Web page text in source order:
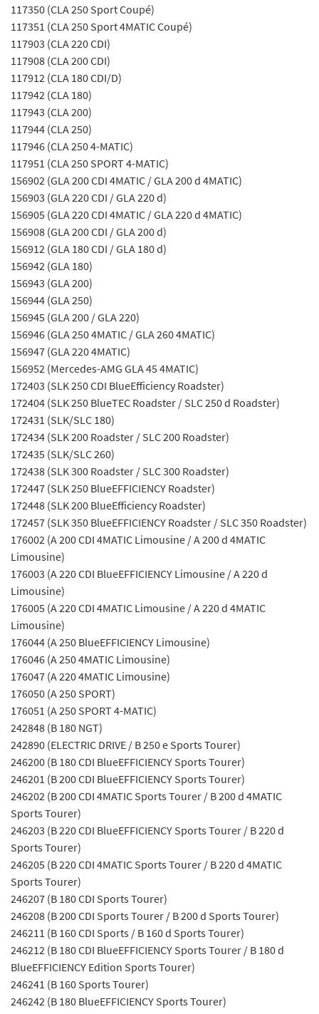
117350 (CLA 250 Sport Coupé)
117351 (CLA 250 Sport 4MATIC Coupé)
117903 (CLA 220 CDI)
117908 (CLA 200 CDI)
117912 (CLA 180 CDI/D)
117942 (CLA 180)
117943 (CLA 200)
117944 (CLA 250)
117946 (CLA 250 4-MATIC)
117951 (CLA 250 SPORT 4-MATIC)
156902 (GLA 200 CDI 4MATIC / GLA 200 d 4MATIC)
156903 (GLA 220 CDI / GLA 220 d)
156905 (GLA 220 CDI 4MATIC / GLA 220 d 4MATIC)
156908 (GLA 200 CDI / GLA 200 d)
156912 (GLA 180 CDI / GLA 180 d)
156942 (GLA 180)
156943 (GLA 200)
156944 (GLA 250)
156945 (GLA 200 / GLA 220)
156946 (GLA 250 4MATIC / GLA 260 4MATIC)
156947 (GLA 220 4MATIC)
156952 (Mercedes-AMG GLA 45 4MATIC)
172403 (SLK 250 CDI BlueEfficiency Roadster)
172404 (SLK 250 BlueTEC Roadster / SLC 250 d Roadster)
172431 (SLK/SLC 180)
172434 (SLK 200 Roadster / SLC 200 Roadster)
172435 (SLK/SLC 260)
172438 (SLK 300 Roadster / SLC 300 Roadster)
172447 (SLK 250 BlueEFFICIENCY Roadster)
172448 (SLK 200 BlueEfficiency Roadster)
172457 (SLK 350 BlueEFFICIENCY Roadster / SLC 350 Roadster)
176002 (A 200 CDI 4MATIC Limousine / A 200 d 4MATIC
Limousine)
176003 (A 220 CDI BlueEFFICIENCY Limousine / A 220 d
Limousine)
176005 (A 220 CDI 4MATIC Limousine / A 220 d 4MATIC
Limousine)
176044 (A 250 BlueEFFICIENCY Limousine)
176046 (A 250 4MATIC Limousine)
176047 (A 220 4MATIC Limousine)
176050 (A 250 SPORT)
176051 (A 250 SPORT 4-MATIC)
242848 (B 180 NGT)
242890 (ELECTRIC DRIVE / B 250 e Sports Tourer)
246200 (B 180 CDI BlueEFFICIENCY Sports Tourer)
246201 (B 200 CDI BlueEFFICIENCY Sports Tourer)
246202 (B 200 CDI 4MATIC Sports Tourer / B 200 d 4MATIC
Sports Tourer)
246203 (B 220 CDI BlueEFFICIENCY Sports Tourer / B 220 d
Sports Tourer)
246205 (B 220 CDI 4MATIC Sports Tourer / B 220 d 4MATIC
Sports Tourer)
246207 (B 180 CDI Sports Tourer)
246208 (B 200 CDI Sports Tourer / B 200 d Sports Tourer)
246211 (B 160 CDI Sports / B 160 d Sports Tourer)
246212 (B 180 CDI BlueEFFICIENCY Sports Tourer / B 180 d
BlueEFFICIENCY Edition Sports Tourer)
246241 (B 160 Sports Tourer)
246242 (B 180 BlueEFFICIENCY Sports Tourer)